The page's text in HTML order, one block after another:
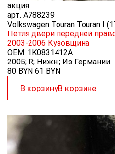
акция
арт. A788239
Volkswagen Touran Touran I
Петля двери передней
2003-2006 Кузовщина
OEM: 1K0831412A
2005; R; Нижн.; Из Германии.
80 BYN 61 BYN
В корзинуВ корзине